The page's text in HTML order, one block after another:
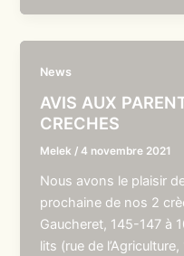
News
AVIS AUX
CRECHES
Melek /4 novembre 2021
Nous avons le plaisir
prochaine de nos 2
Gaucheret, 145-147 à
lits (rue de